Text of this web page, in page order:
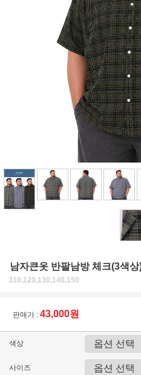
남자큰옷 반팔남방 체크(3색
110,120,130,140,150
판매가 : 43,000원
색상
사이즈